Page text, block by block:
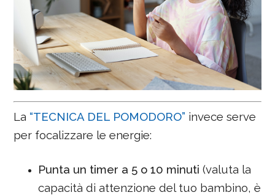
La “TECNICA DEL POMODORO” invece serve
per focalizzare le energie:
Punta un timer a 5 o 10 minuti (valuta la
capacità di attenzione del tuo bambino, è